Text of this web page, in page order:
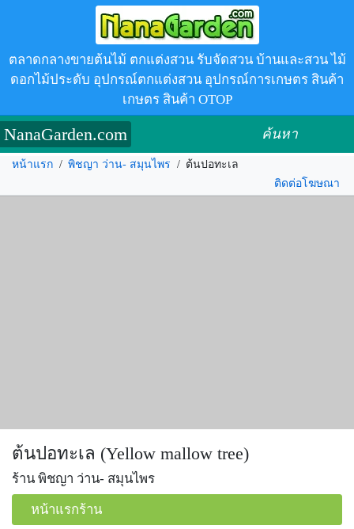
ตลาดกลางขายต้นไม้ ตกแต่งสวน รับจัดสวน บ้านและสวน ไม้
ดอกไม้ประดับ อุปกรณ์ตกแต่งสวน อุปกรณ์การเกษตร สินค้า
เกษตร สินค้า OTOP
NanaGarden.com ค้นหา
หน้าแรก / พิชญา ว่าน- สมุนไพร / ต้นปอทะเล
ติดต่อโฆษณา
ต้นปอทะเล (Yellow mallow tree)
ร้าน พิชญา ว่าน- สมุนไพร
หน้าแรกร้าน